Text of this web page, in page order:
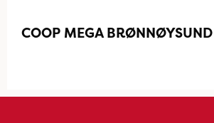
COOP MEGA BRØNNØYSUND